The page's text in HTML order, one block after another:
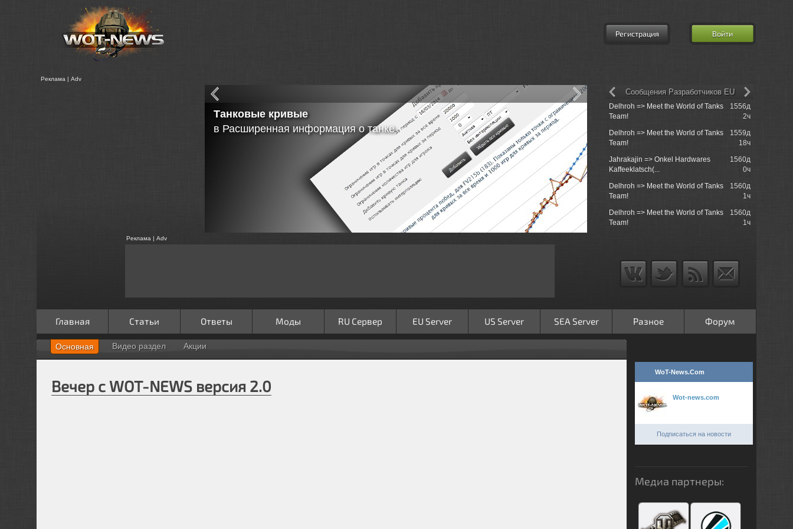
Регистрация Войти
Реклама | Adv
Танковые кривые
в Расширенная информация о танке
Delhroh => Meet the World of Tanks
Team!
1556д
2ч
Delhroh => Meet the World of Tanks
Team!
1559д
18ч
Jahrakajin => Onkel Hardwares
Kaffeeklatsch(...
1560д
0ч
Delhroh => Meet the World of Tanks
Team!
1560д
1ч
Delhroh => Meet the World of Tanks
Team!
1560д
1ч
Сообщения Разработчиков EU
Реклама | Adv
Главная Статьи Ответы Моды RU Сервер EU Server US Server SEA Server Разное Форум
Основная Видео раздел Акции
Вечер с WOT-NEWS версия 2.0
WoT-News.Com
Wot-news.com
Подписаться на новости
Медиа партнеры: